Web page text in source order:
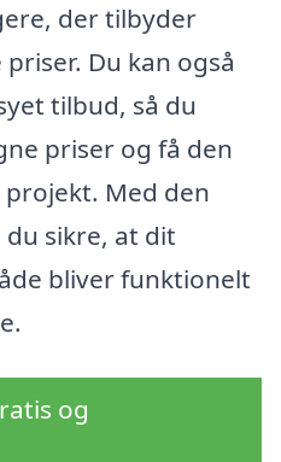
der tilbyder
Du kan også
tilbud, så du
priser og få den
Med den
sikre, at dit
bliver funktionelt
og